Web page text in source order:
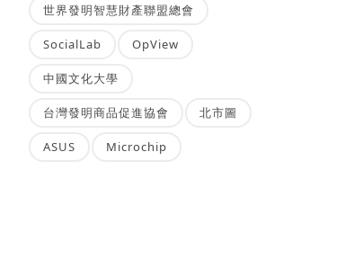
世界發明智慧財產聯盟總會
SocialLab OpView
中國文化大學
台灣發明商品促進協會 北市圖
ASUS Microchip